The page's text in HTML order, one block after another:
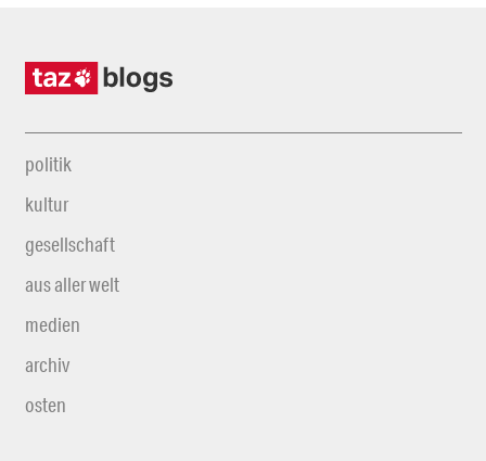
politik
kultur
gesellschaft
aus aller welt
medien
archiv
osten